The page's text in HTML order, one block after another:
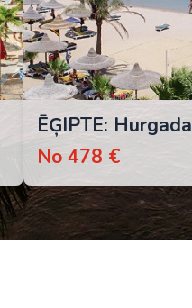
ĒĢIPTE: Hurgada
No 478 €